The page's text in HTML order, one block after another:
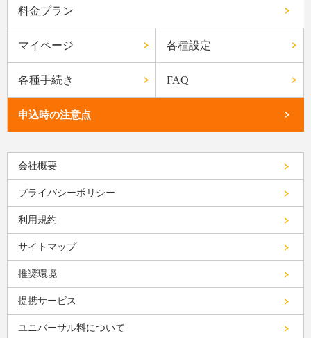
料金プラン
マイページ 各種設定
各種手続き FAQ
申込時の注意点
会社概要
プライバシーポリシー
利用規約
サイトマップ
推奨環境
提携サービス
ユニバーサル料について